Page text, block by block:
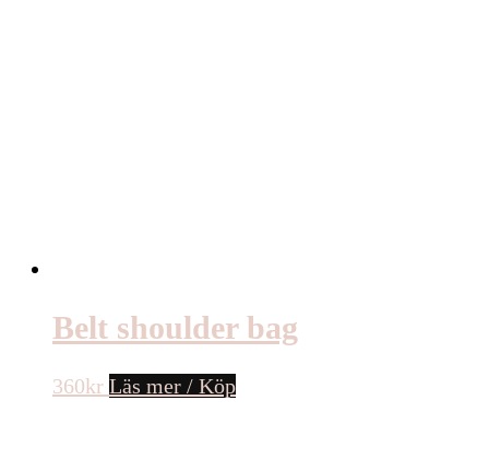
Belt shoulder bag
360kr Läs mer / Köp